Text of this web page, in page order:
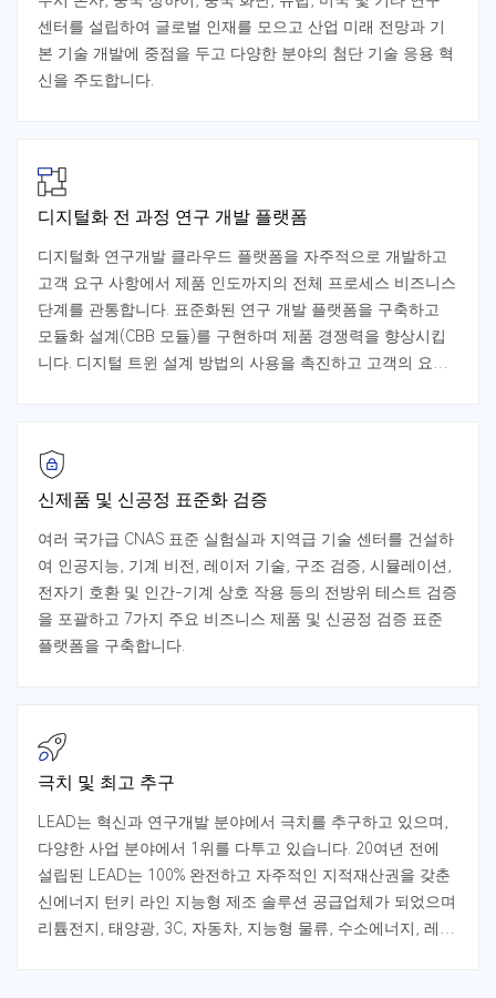
센터를 설립하여 글로벌 인재를 모으고 산업 미래 전망과 기
본 기술 개발에 중점을 두고 다양한 분야의 첨단 기술 응용 혁
신을 주도합니다.
디지털화 전 과정 연구 개발 플랫폼
디지털화 연구개발 클라우드 플랫폼을 자주적으로 개발하고
고객 요구 사항에서 제품 인도까지의 전체 프로세스 비즈니스
단계를 관통합니다. 표준화된 연구 개발 플랫폼을 구축하고
모듈화 설계(CBB 모듈)를 구현하며 제품 경쟁력을 향상시킵
니다. 디지털 트윈 설계 방법의 사용을 촉진하고 고객의 요구
신제품 및 신공정 표준화 검증
여러 국가급 CNAS 표준 실험실과 지역급 기술 센터를 건설하
여 인공지능, 기계 비전, 레이저 기술, 구조 검증, 시뮬레이션,
전자기 호환 및 인간-기계 상호 작용 등의 전방위 테스트 검증
을 포괄하고 7가지 주요 비즈니스 제품 및 신공정 검증 표준
플랫폼을 구축합니다.
극치 및 최고 추구
LEAD는 혁신과 연구개발 분야에서 극치를 추구하고 있으며,
다양한 사업 분야에서 1위를 다투고 있습니다. 20여년 전에
설립된 LEAD는 100% 완전하고 자주적인 지적재산권을 갖춘
신에너지 턴키 라인 지능형 제조 솔루션 공급업체가 되었으며
리튬전지, 태양광, 3C, 자동차, 지능형 물류, 수소에너지, 레이